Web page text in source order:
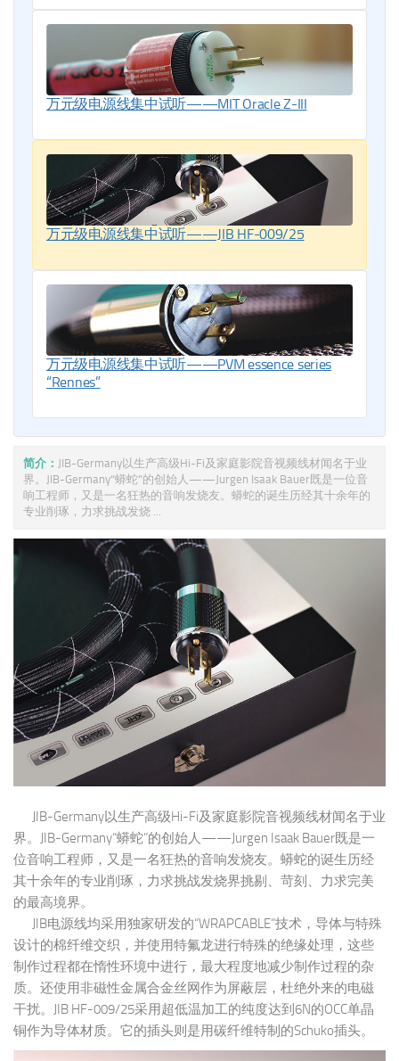
万元级电源线集中试听——MIT Oracle Z-III
万元级电源线集中试听——JIB HF-009/25
万元级电源线集中试听——PVM essence series
“Rennes”
简介： JIB-Germany以生产高级Hi-Fi及家庭影院音视频线材闻名于业
界。JIB-Germany“蟒蛇”的创始人——Jurgen Isaak Bauer既是一位音
响工程师，又是一名狂热的音响发烧友。蟒蛇的诞生历经其十余年的
专业削琢，力求挑战发烧 ...
JIB-Germany以生产高级Hi-Fi及家庭影院音视频线材闻名于业
界。JIB-Germany“蟒蛇”的创始人——Jurgen Isaak Bauer既是一
位音响工程师，又是一名狂热的音响发烧友。蟒蛇的诞生历经
其十余年的专业削琢，力求挑战发烧界挑剔、苛刻、力求完美
的最高境界。
JIB电源线均采用独家研发的“WRAPCABLE”技术，导体与特殊
设计的棉纤维交织，并使用特氟龙进行特殊的绝缘处理，这些
制作过程都在惰性环境中进行，最大程度地减少制作过程的杂
质。还使用非磁性金属合金丝网作为屏蔽层，杜绝外来的电磁
干扰。JIB HF-009/25采用超低温加工的纯度达到6N的OCC单晶
铜作为导体材质。它的插头则是用碳纤维特制的Schuko插头。